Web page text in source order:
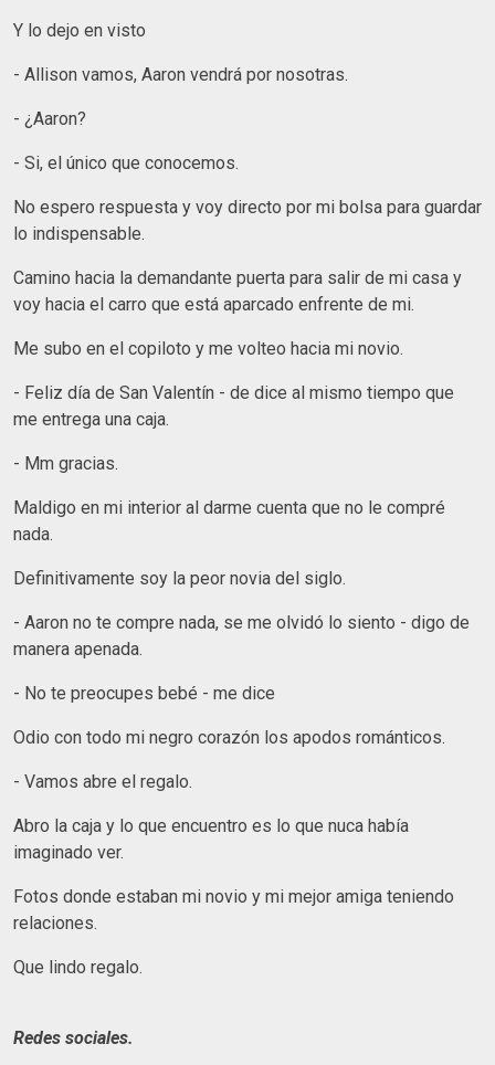
Y lo dejo en visto
- Allison vamos, Aaron vendrá por nosotras.
- ¿Aaron?
- Si, el único que conocemos.
No espero respuesta y voy directo por mi bolsa para guardar
lo indispensable.
Camino hacia la demandante puerta para salir de mi casa y
voy hacia el carro que está aparcado enfrente de mi.
Me subo en el copiloto y me volteo hacia mi novio.
- Feliz día de San Valentín - de dice al mismo tiempo que
me entrega una caja.
- Mm gracias.
Maldigo en mi interior al darme cuenta que no le compré
nada.
Definitivamente soy la peor novia del siglo.
- Aaron no te compre nada, se me olvidó lo siento - digo de
manera apenada.
- No te preocupes bebé - me dice
Odio con todo mi negro corazón los apodos románticos.
- Vamos abre el regalo.
Abro la caja y lo que encuentro es lo que nuca había
imaginado ver.
Fotos donde estaban mi novio y mi mejor amiga teniendo
relaciones.
Que lindo regalo.
Redes sociales.